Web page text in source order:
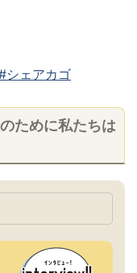
シェアカゴ
ために私たちは